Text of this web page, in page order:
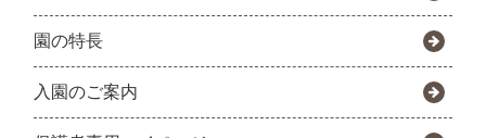
園の特長
入園のご案内